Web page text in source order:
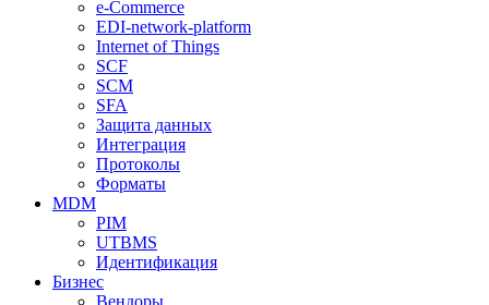
e-Commerce
EDI-network-platform
Internet of Things
SCF
SCM
SFA
Защита данных
Интеграция
Протоколы
Форматы
MDM
PIM
UTBMS
Идентификация
Бизнес